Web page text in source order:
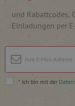
und Rabattcodes,
Einladungen per
* Ich bin mit der
cjConsent